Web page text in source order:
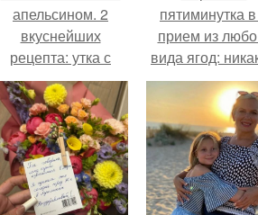
апельсином. 2
вкуснейших
рецепта: утка с
яблоками и утка
запеченная с
апельсинами.
пятиминутка
прием из
вида ягод:
длительной
все витамины
месте!